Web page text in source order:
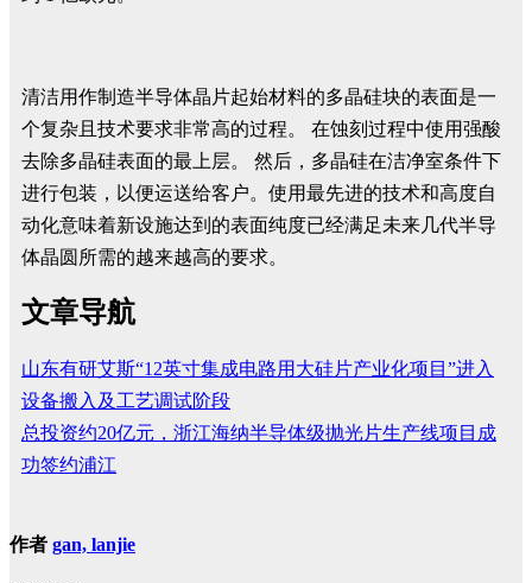
清洁用作制造半导体晶片起始材料的多晶硅块的表面是一
个复杂且技术要求非常高的过程。 在蚀刻过程中使用强酸
去除多晶硅表面的最上层。 然后，多晶硅在洁净室条件下
进行包装，以便运送给客户。使用最先进的技术和高度自
动化意味着新设施达到的表面纯度已经满足未来几代半导
体晶圆所需的越来越高的要求。
文章导航
山东有研艾斯“12英寸集成电路用大硅片产业化项目”进入
设备搬入及工艺调试阶段
总投资约20亿元，浙江海纳半导体级抛光片生产线项目成
功签约浦江
作者 gan, lanjie